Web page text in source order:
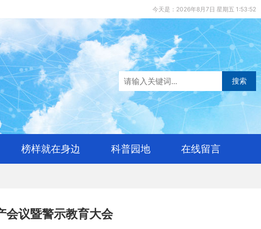
今天是：2026年8月7日 星期五 1:53:53
搜索
榜样就在身边 科普园地 在线留言
会议暨警示教育大会